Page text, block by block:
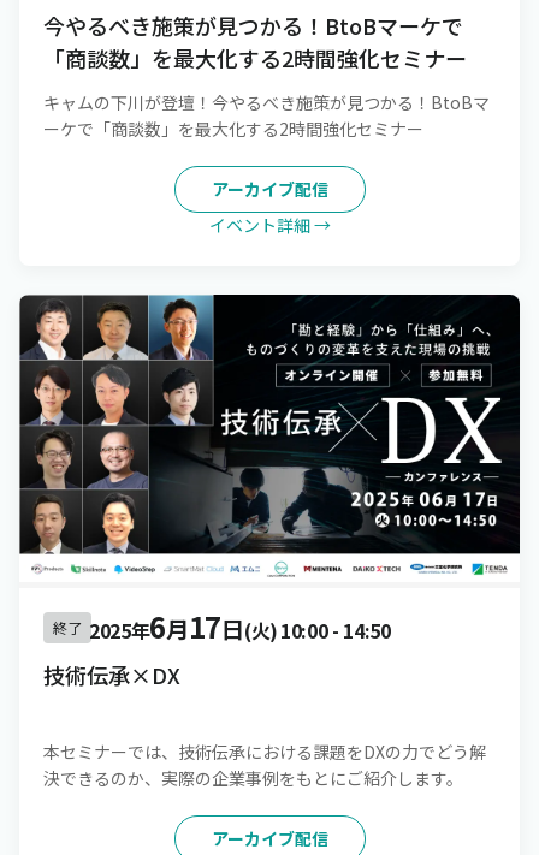
今やるべき施策が見つかる！BtoBマーケで
「商談数」を最大化する2時間強化セミナー
キャムの下川が登壇！今やるべき施策が見つかる！BtoBマ
ーケで「商談数」を最大化する2時間強化セミナー
アーカイブ配信
イベント詳細 →
終了 2025年6月17日(火)10:00- 14:50
技術伝承×DX
本セミナーでは、技術伝承における課題をDXの力でどう解
決できるのか、実際の企業事例をもとにご紹介します。
アーカイブ配信